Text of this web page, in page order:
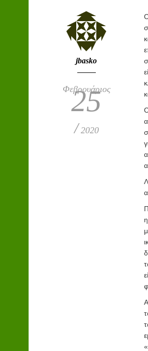
jbasko
Φεβρουάριος
25
/ 2020